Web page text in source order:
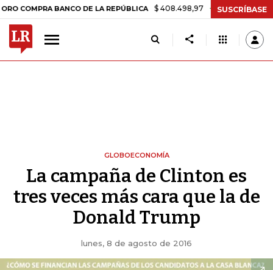
BANCO DE LA REPÚBLICA $ 408.498,97 +$ 8.753,81 +2,19%
SUSCRÍBASE
GLOBOECONOMÍA
La campaña de Clinton es
tres veces más cara que la de
Donald Trump
lunes, 8 de agosto de 2016